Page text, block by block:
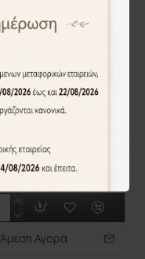
Άμεση Αγορά